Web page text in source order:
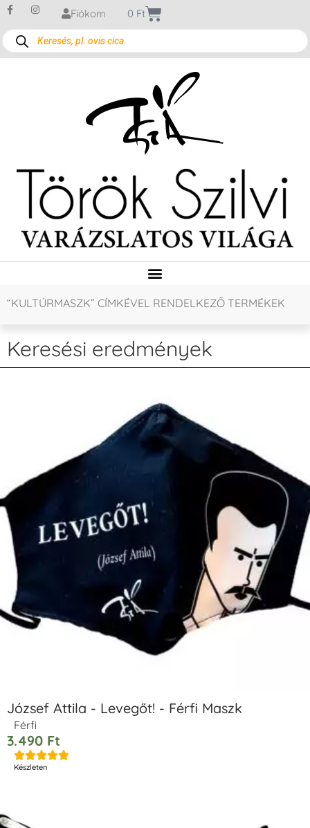
Fiókom 0 Ft
“KULTÚRMASZK” CÍMKÉVEL RENDELKEZŐ TERMÉKEK
Keresési eredmények
József Attila - Levegőt! - Férfi Maszk
Férfi
3.490 Ft

Készleten